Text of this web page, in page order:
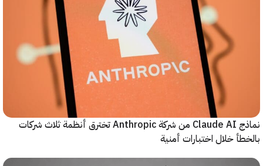
نماذج Claude AI من شركة Anthropic تخترق أنظمة ثلاث شركات
خلال اختبارات أمنية